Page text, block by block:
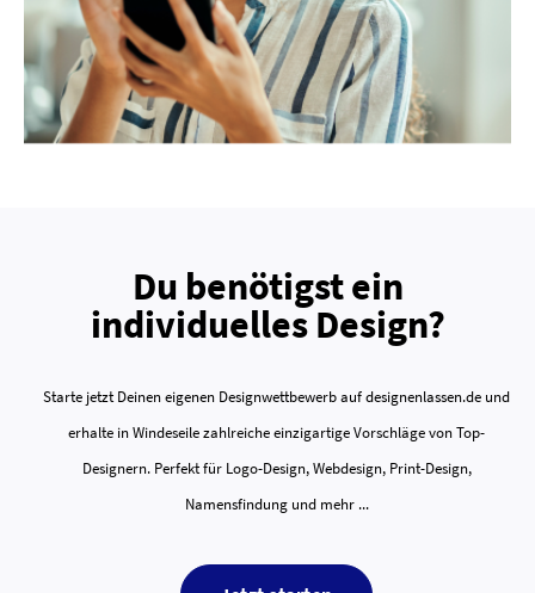
Du benötigst ein
individuelles Design?
Starte jetzt Deinen eigenen Designwettbewerb auf designenlassen.de und
erhalte in Windeseile zahlreiche einzigartige Vorschläge von Top-
Designern. Perfekt für Logo-Design, Webdesign, Print-Design,
Namensfindung und mehr ...